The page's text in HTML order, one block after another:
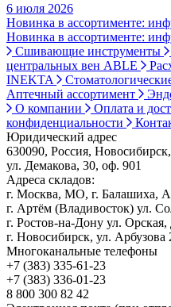
6 июля 2026
Новинка в ассортименте:
Новинка в ассортименте:
Сшивающие инструменты
центральных вен ABLE
INEKTA
Аптечный ассортимент
О компании
Оплата и
конфиденциальности
Юридический адрес
630090, Россия, Новосибирск,
ул. Демакова, 30, оф. 901
Адреса складов:
г. Москва, МО, г. Балашиха,
г. Артём (Владивосток) ул.
г. Ростов-на-Дону ул. Орская,
г. Новосибирск, ул. Арбузова
Многоканальные телефоны
+7 (383) 335-61-23
+7 (383) 336-01-23
8 800 300 82 42